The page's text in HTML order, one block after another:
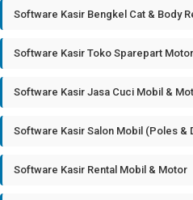
Software Kasir Bengkel Cat & Body
Software Kasir Toko Sparepart
Software Kasir Jasa Cuci Mobil &
Software Kasir Salon Mobil (Poles &
Software Kasir Rental Mobil & Motor